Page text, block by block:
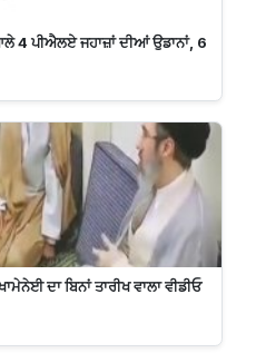
ਪੀਐਲਏ ਜਹਾਜ਼ਾਂ ਦੀਆਂ ਉਡਾਨਾਂ, 6
ਦਾ ਬਿਨਾਂ ਤਾਰੀਖ ਵਾਲਾ ਵੀਡੀਓ